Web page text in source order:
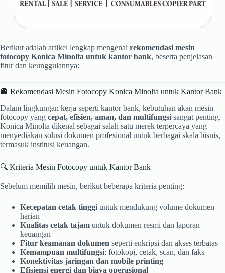
Berikut adalah artikel lengkap mengenai rekomendasi mesin
fotocopy Konica Minolta untuk kantor bank, beserta penjelasan
fitur dan keunggulannya:
🏦 Rekomendasi Mesin Fotocopy Konica Minolta untuk Kantor Bank
Dalam lingkungan kerja seperti kantor bank, kebutuhan akan mesin
fotocopy yang cepat, efisien, aman, dan multifungsi sangat penting.
Konica Minolta dikenal sebagai salah satu merek terpercaya yang
menyediakan solusi dokumen profesional untuk berbagai skala bisnis,
termasuk institusi keuangan.
🔍 Kriteria Mesin Fotocopy untuk Kantor Bank
Sebelum memilih mesin, berikut beberapa kriteria penting:
Kecepatan cetak tinggi untuk mendukung volume dokumen
harian
Kualitas cetak tajam untuk dokumen resmi dan laporan
keuangan
Fitur keamanan dokumen seperti enkripsi dan akses terbatas
Kemampuan multifungsi: fotokopi, cetak, scan, dan faks
Konektivitas jaringan dan mobile printing
Efisiensi energi dan biaya operasional